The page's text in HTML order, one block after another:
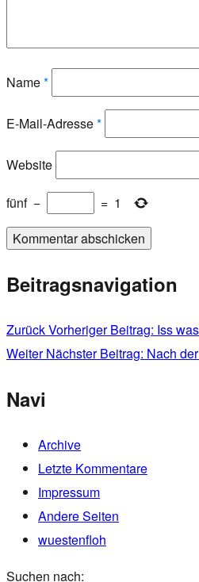
Name*
E-Mail-Adresse*
Website
fünf − = 1
Beitragsnavigation
ZurückVorheriger Beitrag: Iss
Weiter Nächster Beitrag: Nach
Navi
Archive
Letzte Kommentare
Impressum
Andere Seiten
wuestenfloh
Suchen nach: